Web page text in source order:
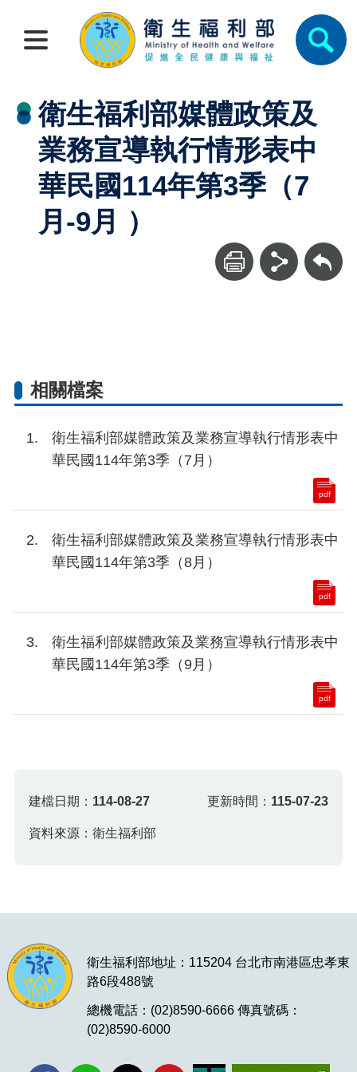
衛生福利部媒體政策及
業務宣導執行情形表中
華民國114年第3季（7
月-9月 ）
回上一頁
相關檔案
衛生福利部媒體政策及業務宣導執行情形表中
華民國114年第3季（7月）
pdf
衛生福利部媒體政策及業務宣導執行情形表中
華民國114年第3季（8月）
pdf
衛生福利部媒體政策及業務宣導執行情形表中
華民國114年第3季（9月）
pdf
建檔日期： 114-08-27 更新時間： 115-07-23
資料來源：衛生福利部
衛生福利部地址：115204 台北市南港區忠孝東
路6段488號
總機電話：(02)8590-6666 傳真號碼：
(02)8590-6000